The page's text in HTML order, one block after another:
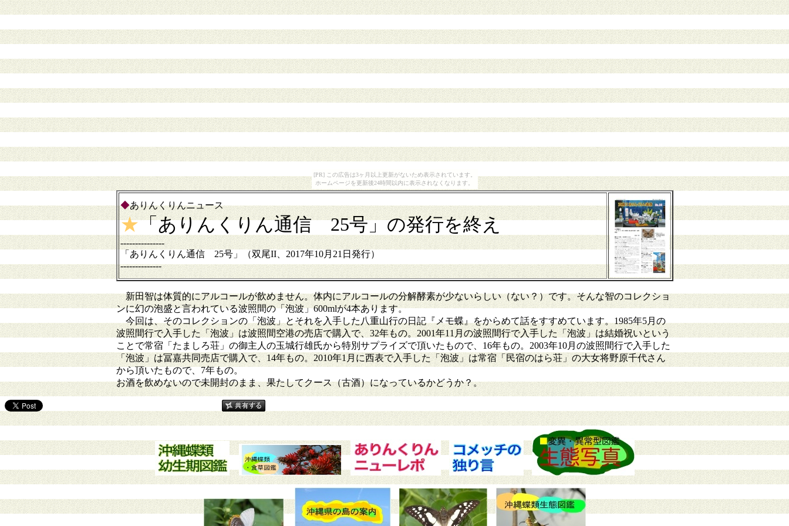
[PR] この広告は3ヶ月以上更新がないため表示されています。
ホームページを更新後24時間以内に表示されなくなります。
◆ありんくりんニュース
★「ありんくりん通信 25号」の発行を終え
---------------
「ありんくりん通信 25号」（双尾II、2017年10月21日発行）
--------------
新田智は体質的にアルコールが飲めません。体内にアルコールの分解酵素が少ないらしい（ない？）です。そんな智のコレクショ
ンに幻の泡盛と言われている波照間の「泡波」600mlが4本あります。
今回は、そのコレクションの「泡波」とそれを入手した八重山行の日記『メモ蝶』をからめて話をすすめています。1985年5月の
波照間行で入手した「泡波」は波照間空港の売店で購入で、32年もの。2001年11月の波照間行で入手した「泡波」は結婚祝いという
ことで常宿「たましろ荘」の御主人の玉城行雄氏から特別サプライズで頂いたもので、16年もの。2003年10月の波照間行で入手した
「泡波」は冨嘉共同売店で購入で、14年もの。2010年1月に西表で入手した「泡波」は常宿「民宿のはら荘」の大女将野原千代さん
から頂いたもので、7年もの。
お酒を飲めないので未開封のまま、果たしてクース（古酒）になっているかどうか？。